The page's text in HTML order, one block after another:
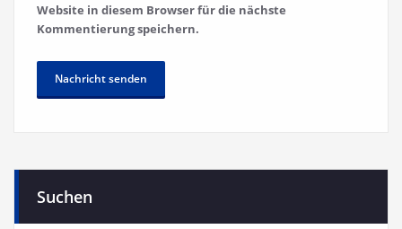
Website in diesem Browser für die nächste
Kommentierung speichern.
Suchen